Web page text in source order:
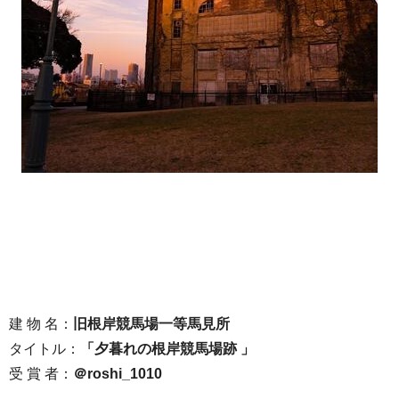
建 物 名：
旧根岸競馬場一等馬見所
タイトル：
「夕暮れの根岸競馬場跡 」
受 賞 者： ＠roshi_1010